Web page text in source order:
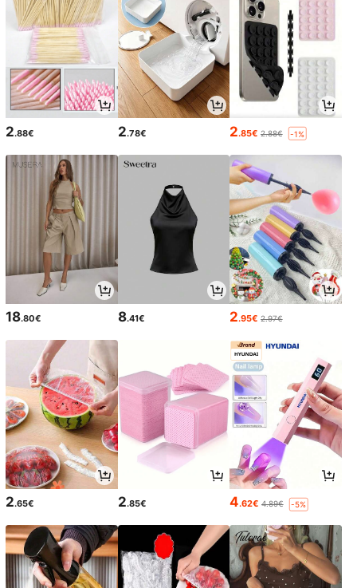
2.88€ 2.78€ 2.85€ 2.88€ -1%
18.80€ 8.41€ 2.95€ 2.97€
2.65€ 2.85€ 4.62€ 4.89€ -5%